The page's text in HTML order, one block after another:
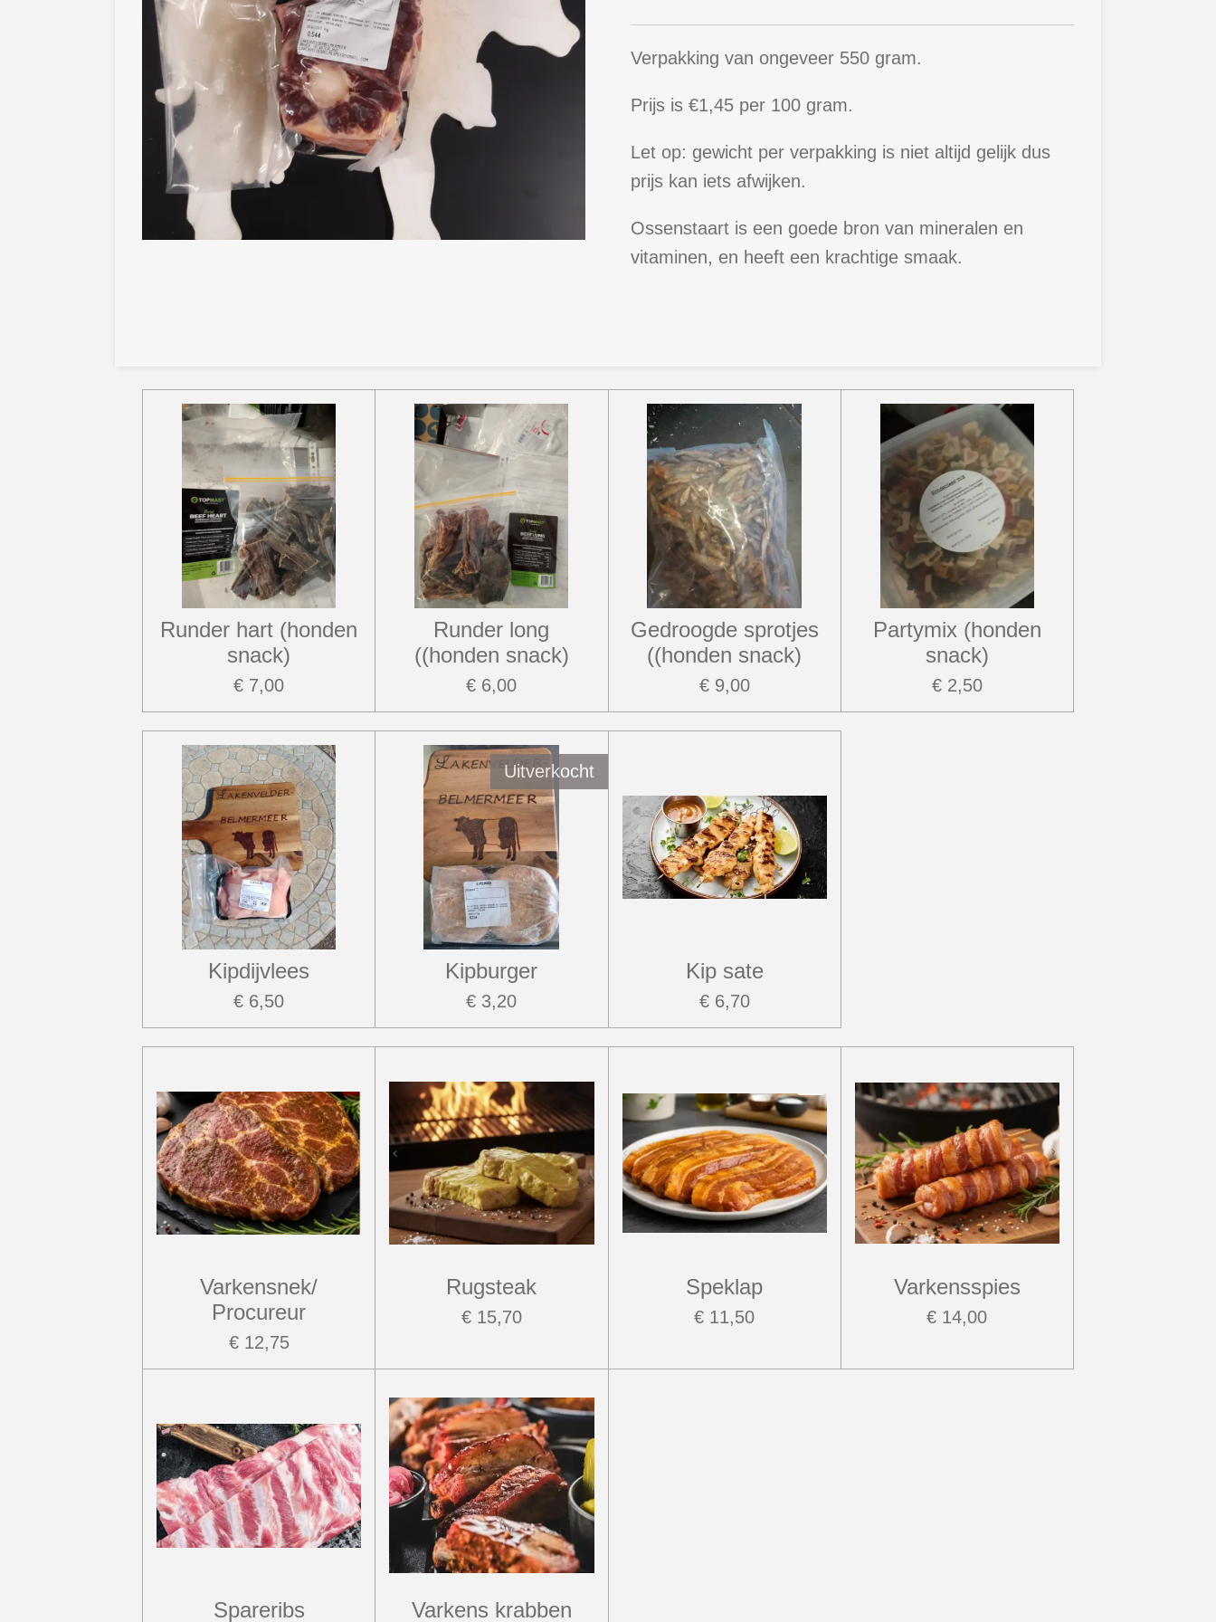
Verpakking van ongeveer 550 gram.
Prijs is €1,45 per 100 gram.
Let op: gewicht per verpakking is niet altijd gelijk dus
prijs kan iets afwijken.
Ossenstaart is een goede bron van mineralen en
vitaminen, en heeft een krachtige smaak.
Runder hart (honden
snack)
€ 7,00
Runder long
((honden snack)
€ 6,00
Gedroogde sprotjes
((honden snack)
€ 9,00
Partymix (honden
snack)
€ 2,50
Kipdijvlees
€ 6,50
Uitverkocht
Kipburger
€ 3,20
Kip sate
€ 6,70
Varkensnek/
Procureur
€ 12,75
Rugsteak
€ 15,70
Speklap
€ 11,50
Varkensspies
€ 14,00
Spareribs Varkens krabben